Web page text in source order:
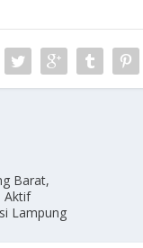
Barat,
Aktif
Lampung